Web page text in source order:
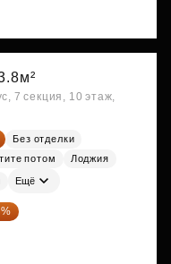
7 секция, 10 этаж,
Без отделки
потом
Лоджия
Ещё